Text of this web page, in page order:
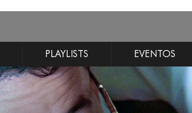
PLAYLISTS EVENTOS